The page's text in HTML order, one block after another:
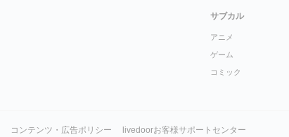
サブカル
アニメ
ゲーム
コミック
コンテンツ・広告ポリシー livedoorお客様サポートセンター